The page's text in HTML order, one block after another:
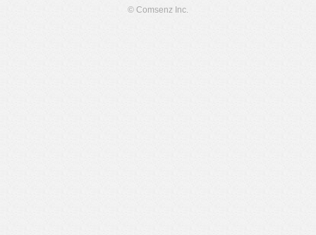
© Comsenz Inc.